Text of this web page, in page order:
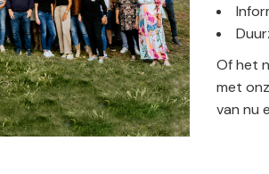
Of het
met
van nu